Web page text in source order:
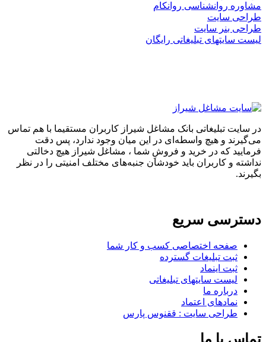
مشاوره روانشناسی روانکام
طراحی سایت
طراحی بنر سایت
لیست سایتهای تبلیغاتی رایگان
در سایت تبلیغاتی بانک مشاغل شیراز کاربران مستقیما با هم تماس
می‌گیرند و هیچ واسطه‌ای در این میان وجود ندارد، پس دقت
فرمایید که در خرید و فروشِ شما ، مشاغل شیراز هیچ دخالتی
نداشته و کاربران باید خودشان جنبه‌های مختلف امنیتی را در نظر
بگیرند.
دسترسی سریع
صفحه اختصاصی کسب و کار شما
ثبت تبلیغات گسترده
ثبت اینماد
لیست سایتهای تبلیغاتی
درباره ما
نمادهای اعتماد
طراحی سایت : ققنوس پارس